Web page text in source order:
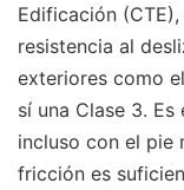
Edificación
resistencia al
exteriores como
sí una Clase 3.
incluso con el pie
fricción es